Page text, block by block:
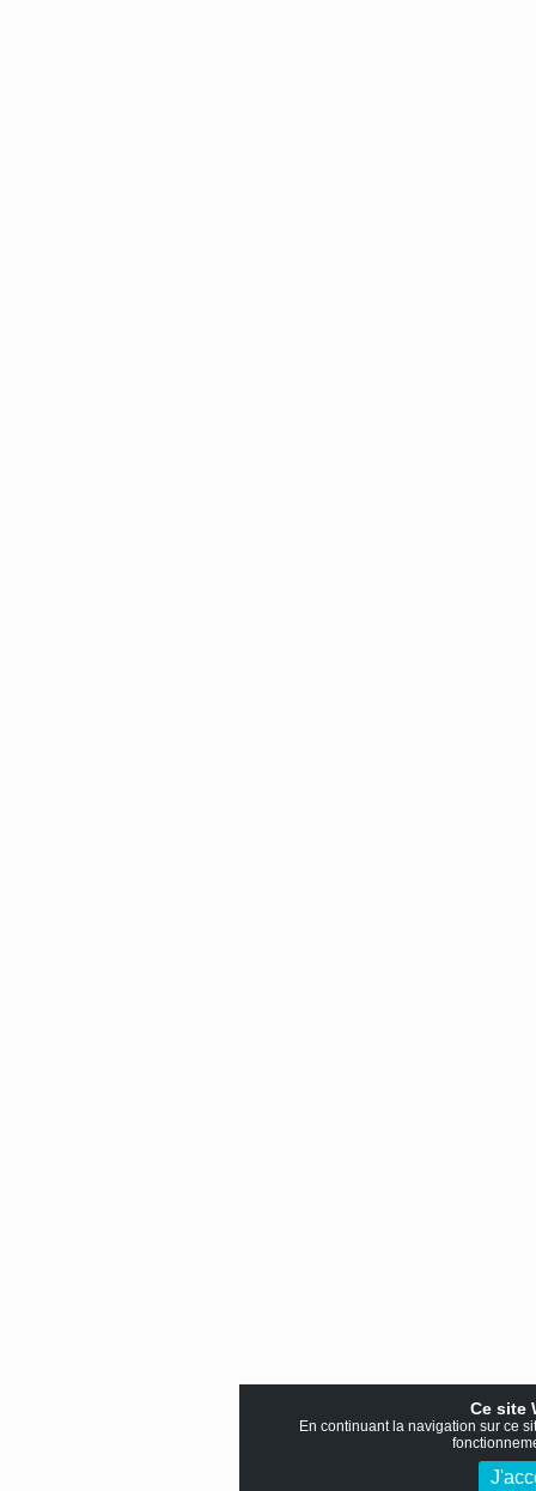
Ce site
En continuant la navigation sur ce